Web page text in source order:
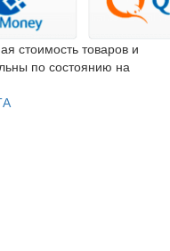
стоимость товаров и
по состоянию на